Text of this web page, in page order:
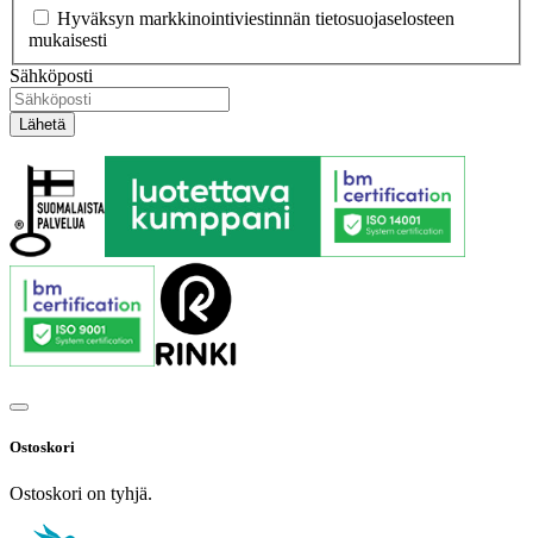
Hyväksyn markkinointiviestinnän tietosuojaselosteen
mukaisesti
Sähköposti
Ostoskori
Ostoskori on tyhjä.